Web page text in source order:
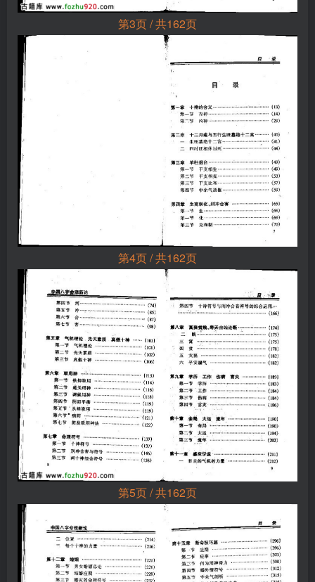
第3页 / 共162页
第4页 / 共162页
第5页 / 共162页